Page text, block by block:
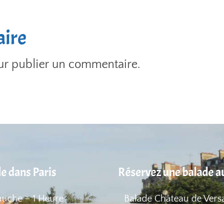
publier un commentaire.
dans Paris
– 1 Heure
Réservez une balade
Balade Château de